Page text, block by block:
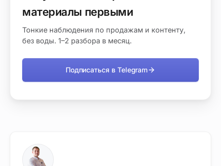
материалы первыми
Тонкие наблюдения по продажам и контенту,
без воды. 1–2 разбора в месяц.
Подписаться в Telegram